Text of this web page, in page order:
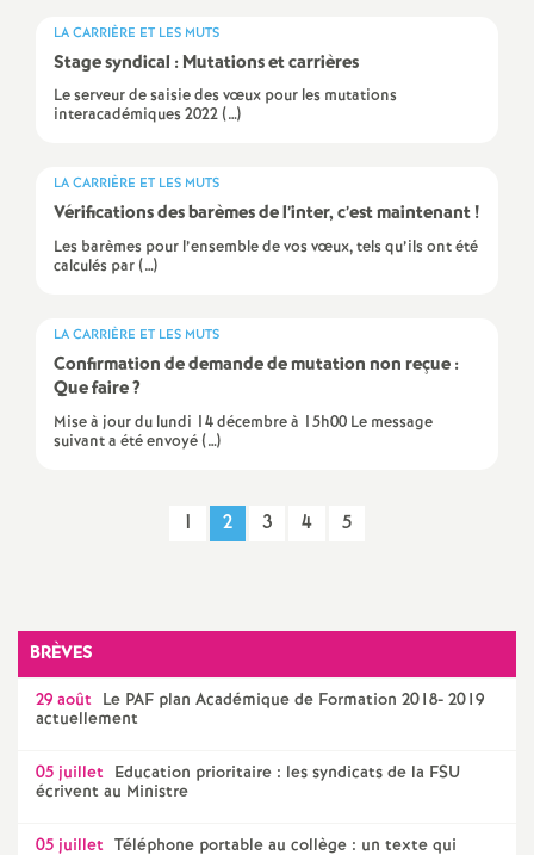
é
r
a
o
u
r
s
LA CARRIÈRE ET LES MUTS
Stage syndical : Mutations et carrières
Le serveur de saisie des vœux pour les mutations
interacadémiques 2022 (…)
LA CARRIÈRE ET LES MUTS
Vérifications des barèmes de l’inter, c’est maintenant!
Les barèmes pour l’ensemble de vos vœux, tels qu’ils ont été
calculés par (…)
LA CARRIÈRE ET LES MUTS
Confirmation de demande de mutation non reçue :
Que faire?
Mise à jour du lundi 14 décembre à 15h00 Le message
suivant a été envoyé (…)
1 2 3 4 5
BRÈVES
29 août Le PAF plan Académique de Formation 2018- 2019
actuellement
05 juillet Education prioritaire : les syndicats de la FSU
écrivent au Ministre
05 juillet Téléphone portable au collège : un texte qui